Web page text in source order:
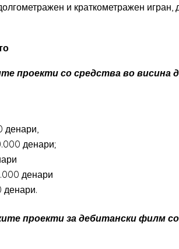
и краткометражен
проекти со средства во висина
денари;
денари
денари.
проекти за дебитански филм со